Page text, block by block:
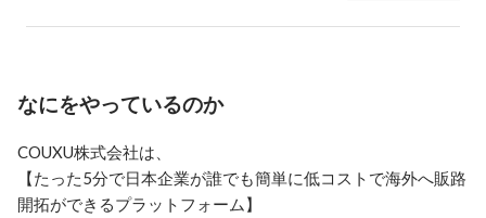
なにをやっているのか
COUXU株式会社は、
【たった5分で日本企業が誰でも簡単に低コストで海外へ販路
開拓ができるプラットフォーム】